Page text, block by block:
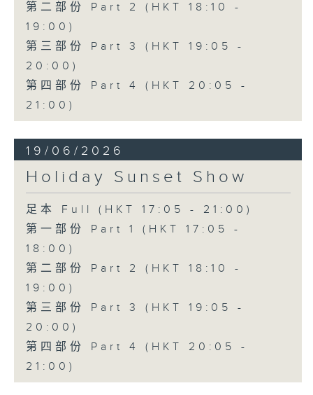
第二部份 Part 2 (HKT 18:10 -
19:00)
第三部份 Part 3 (HKT 19:05 -
20:00)
第四部份 Part 4 (HKT 20:05 -
21:00)
19/06/2026
Holiday Sunset Show
足本 Full (HKT 17:05 - 21:00)
第一部份 Part 1 (HKT 17:05 -
18:00)
第二部份 Part 2 (HKT 18:10 -
19:00)
第三部份 Part 3 (HKT 19:05 -
20:00)
第四部份 Part 4 (HKT 20:05 -
21:00)